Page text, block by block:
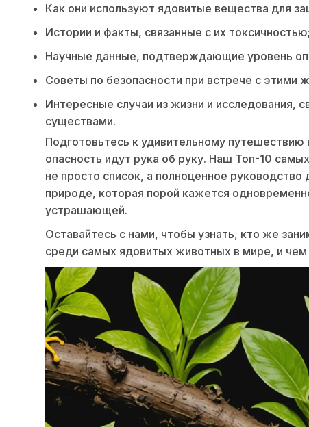
Как они используют ядовитые вещества для
Истории и факты, связанные с их токсичностью;
Научные данные, подтверждающие уровень
Советы по безопасности при встрече с этими
Интересные случаи из жизни и исследования,
существами.
Подготовьтесь к удивительному путешествию
опасность идут рука об руку. Наш Топ-10
не просто список, а полноценное руководство
природе, которая порой кажется
устрашающей.
Оставайтесь с нами, чтобы узнать, кто же
среди самых ядовитых животных в мире, и чем